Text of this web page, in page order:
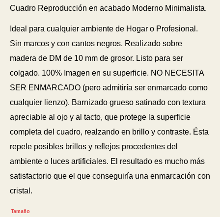
Cuadro Reproducción en acabado Moderno Minimalista.
Ideal para cualquier ambiente de Hogar o Profesional.
Sin marcos y con cantos negros. Realizado sobre
madera de DM de 10 mm de grosor. Listo para ser
colgado. 100% Imagen en su superficie. NO NECESITA
SER ENMARCADO (pero admitiría ser enmarcado como
cualquier lienzo). Barnizado grueso satinado con textura
apreciable al ojo y al tacto, que protege la superficie
completa del cuadro, realzando en brillo y contraste. Ésta
repele posibles brillos y reflejos procedentes del
ambiente o luces artificiales. El resultado es mucho más
satisfactorio que el que conseguiría una enmarcación con
cristal.
Tamaño